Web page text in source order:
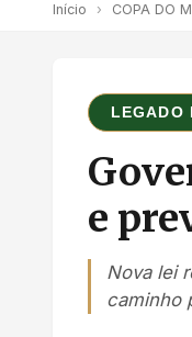
Início › COPA DO
LEGADO
e
Nova lei
caminho